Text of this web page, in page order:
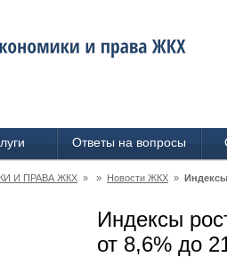
Ответы на вопросы
И ПРАВА ЖКХ » » Новости ЖКХ » Индексы
Индексы
от 8,6% до